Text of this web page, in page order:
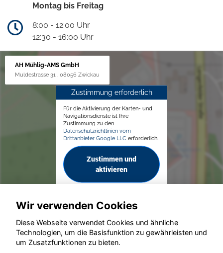
Montag bis Freitag
8:00 - 12:00 Uhr
12:30 - 16:00 Uhr
AH Mühlig-AMS GmbH
Muldestrasse 31 , 08056 Zwickau
Zustimmung erforderlich
Für die Aktivierung der Karten- und
Navigationsdienste ist Ihre
Zustimmung zu den
Datenschutzrichtlinien vom
Drittanbieter Google LLC erforderlich.
Zustimmen und
aktivieren
© konjunkturmotor.de GmbH 2020 - 2026
Wir verwenden Cookies
Diese Webseite verwendet Cookies und ähnliche
Technologien, um die Basisfunktion zu gewährleisten und
um Zusatzfunktionen zu bieten.